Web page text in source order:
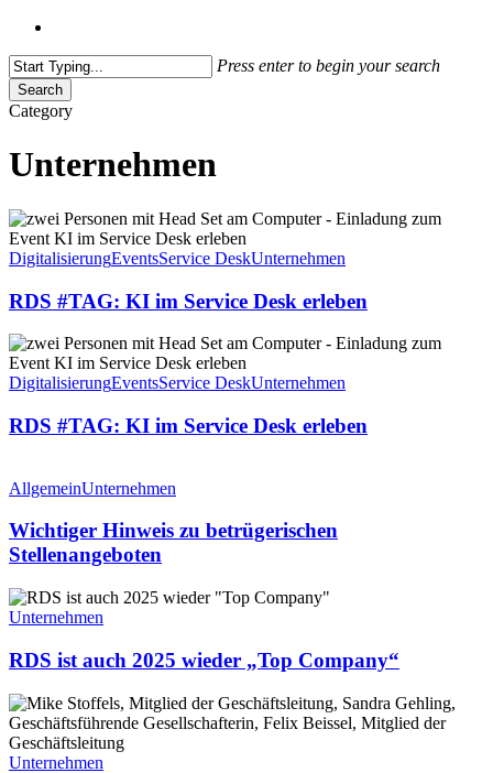
Press enter to begin your search
Search
Close
Category
Unternehmen
RDS
#TAG:
KI
Service
Desk
erleben
DigitalisierungEventsService DeskUnternehmen
RDS #TAG: KI im Service Desk erleben
RDS
#TAG:
KI
Service
Desk
DigitalisierungEventsService DeskUnternehmen
RDS #TAG: KI im Service Desk erleben
Hinweis
betrügerischen
Stellenangeboten
AllgemeinUnternehmen
Wichtiger Hinweis zu betrügerischen
Stellenangeboten
RDS
ist
2025
wieder
„Top
Company“
Unternehmen
RDS ist auch 2025 wieder „Top Company“
Neues
Mitglied
der
Geschäftsleitung
Unternehmen